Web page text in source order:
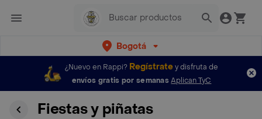
Bogotá
¿Nuevo en Rappi? Regístratey disfruta de
envíos gratis por semanas Aplican TyC
Fiestas y piñatas